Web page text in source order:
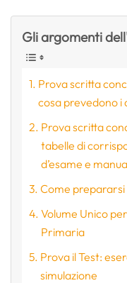
Gli argomenti
Prova scritta
cosa prevedono
Prova scritta
tabelle di
d’esame e
Come
Volume Unico
Primaria
Prova il Test:
simulazione